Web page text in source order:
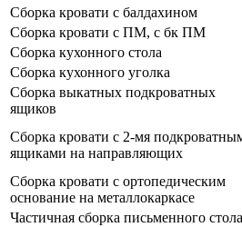
Сборка кровати с балдахином
Сборка кровати с ПМ, с бк ПМ
Сборка кухонного стола
Сборка кухонного уголка
Сборка выкатных подкроватных
ящиков
Сборка кровати с 2-мя
ящиками на направляющих
Сборка кровати с ортопедическим
основание на металлокаркасе
Частичная сборка письменного стола